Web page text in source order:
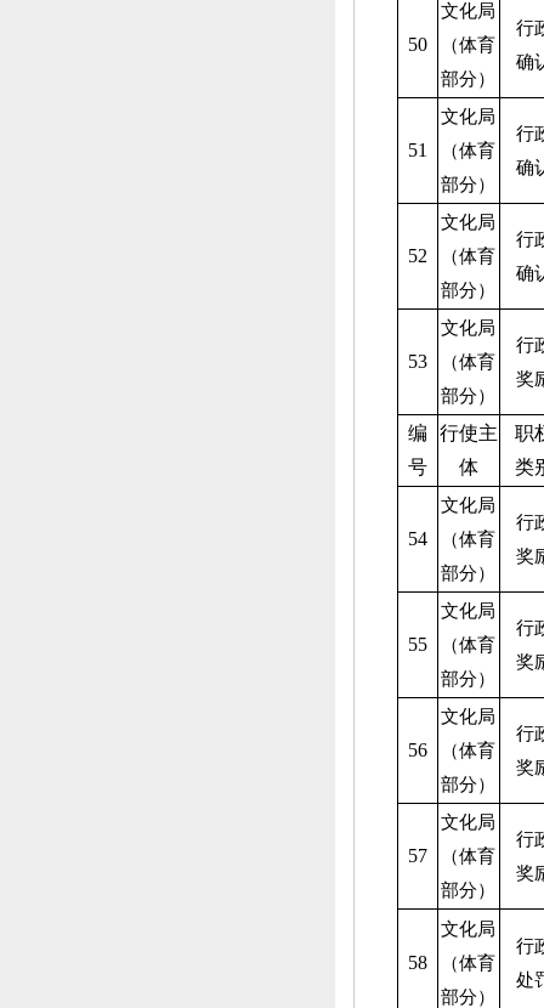
50
文化局
（体育
部分）
行
确
51
文化局
（体育
部分）
行
确
52
文化局
（体育
部分）
行
确
53
文化局
（体育
部分）
行
奖
编
号
行使主
体
职
类
54
文化局
（体育
部分）
行
奖
55
文化局
（体育
部分）
行
奖
56
文化局
（体育
部分）
行
奖
57
文化局
（体育
部分）
行
奖
58
文化局
（体育
部分）
行
处